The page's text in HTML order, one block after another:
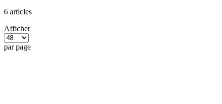
6 articles
Afficher
par page